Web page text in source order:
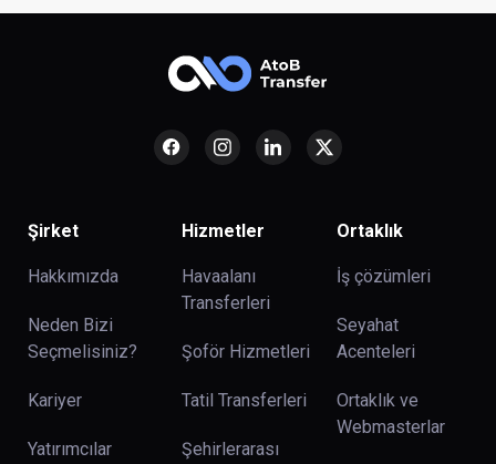
Şirket
Hakkımızda
Neden Bizi
Seçmelisiniz?
Kariyer
Yatırımcılar
Hizmetler
Havaalanı
Transferleri
Şoför Hizmetleri
Tatil Transferleri
Şehirlerarası
Ortaklık
İş çözümleri
Seyahat
Acenteleri
Ortaklık ve
Webmasterlar